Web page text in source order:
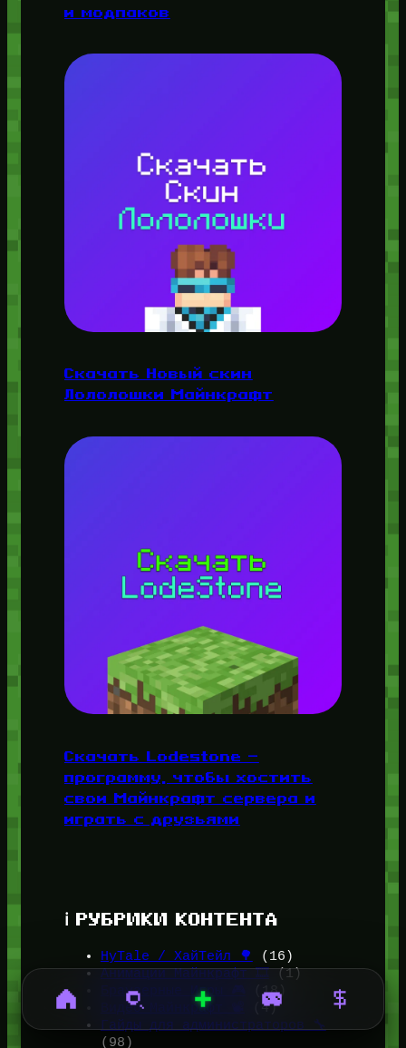
и модпаков
Скачать Новый скин
Лололошки Майнкрафт
Скачать Lodestone —
программу, чтобы хостить
свои Майнкрафт сервера и
играть с друзьями
ℹ️ РУБРИКИ КОНТЕНТА
HyTale / ХайТейл 🌳
(16)
Анимации Майнкрафт 🎞️(1)
Браузерные Игры 🎮
(18)
Видео Майнкрафт 📽️
(4)
Гайды для администраторов 🔧
(98)